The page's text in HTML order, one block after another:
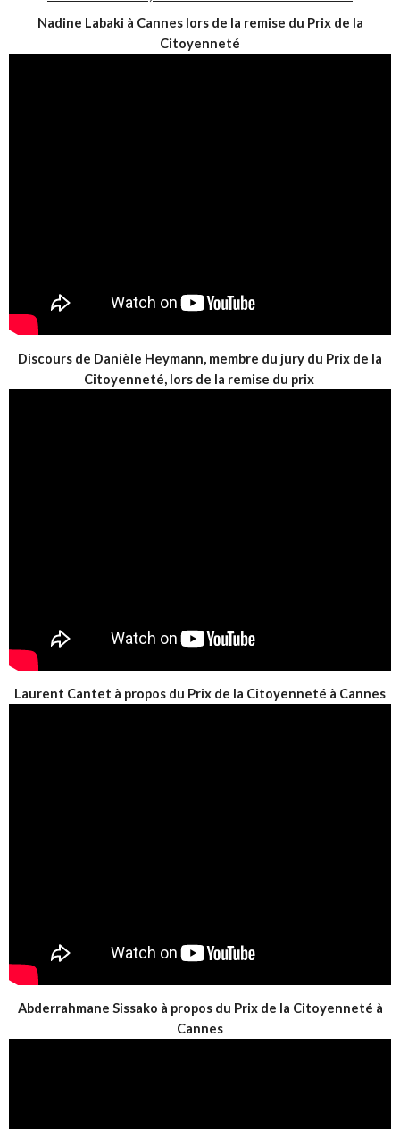
Nadine Labaki à Cannes lors de la remise du Prix de la
Citoyenneté
Discours de Danièle Heymann, membre du jury du Prix de la
Citoyenneté, lors de la remise du prix
Laurent Cantet à propos du Prix de la Citoyenneté à Cannes
Abderrahmane Sissako à propos du Prix de la Citoyenneté à
Cannes